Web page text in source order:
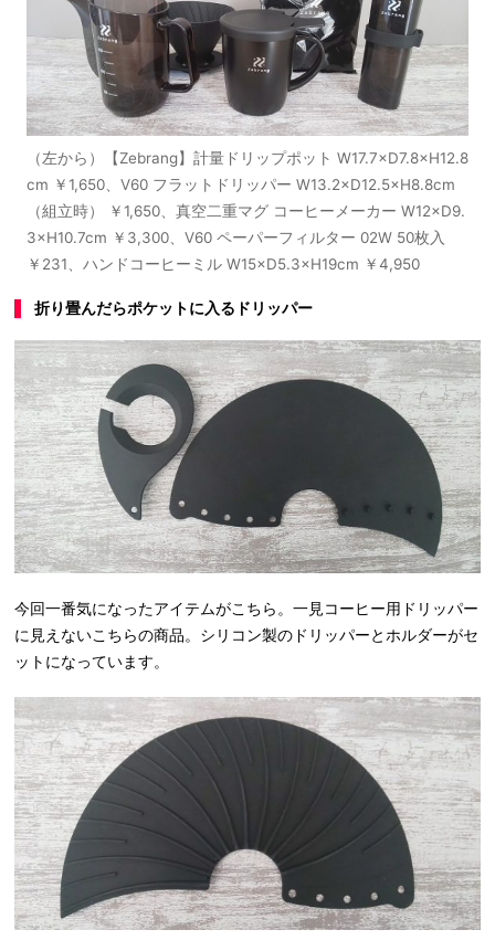
（左から）【Zebrang】計量ドリップポット W17.7×D7.8×H12.8
cm ￥1,650、V60 フラットドリッパー W13.2×D12.5×H8.8cm
（組立時） ￥1,650、真空二重マグ コーヒーメーカー W12×D9.
3×H10.7cm ￥3,300、V60 ペーパーフィルター 02W 50枚入
￥231、ハンドコーヒーミル W15×D5.3×H19cm ￥4,950
折り畳んだらポケットに入るドリッパー
今回一番気になったアイテムがこちら。一見コーヒー用ドリッパー
に見えないこちらの商品。シリコン製のドリッパーとホルダーがセ
ットになっています。